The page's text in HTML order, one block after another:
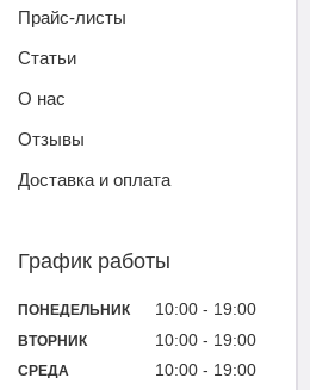
Прайс-листы
Статьи
О нас
Отзывы
Доставка и оплата
График работы
ПОНЕДЕЛЬНИК 10:00 19:00
ВТОРНИК 10:00 19:00
СРЕДА 10:00 19:00